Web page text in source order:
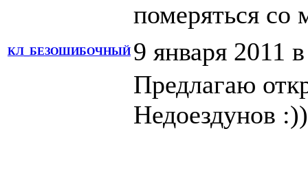
померяться со
КЛ_БЕЗОШИБОЧНЫЙ 9 января 2011
Предлагаю
Недоездунов :))